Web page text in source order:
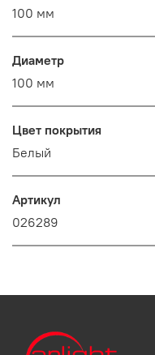
100 мм
Диаметр
100 мм
Цвет покрытия
Белый
Артикул
026289